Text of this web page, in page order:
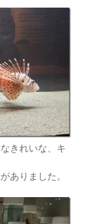
きれいな、キ
ありました。